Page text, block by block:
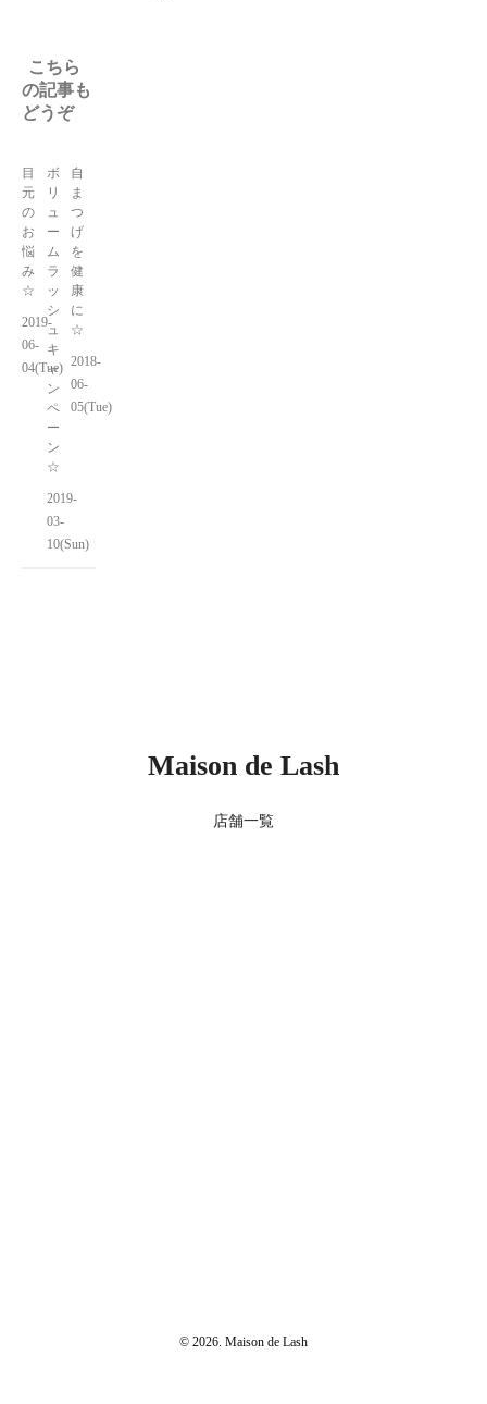
こちら
の記事も
どうぞ
目
元
の
お
悩
み
☆
2019-
06-
04(Tue)
ボ
リ
ュ
ー
ム
ラ
ッ
シ
ュ
キ
ャ
ン
ペ
ー
ン
☆
2019-
03-
10(Sun)
自
ま
つ
げ
を
健
康
に
☆
2018-
06-
05(Tue)
Maison de Lash
店舗一覧
© 2026. Maison de Lash